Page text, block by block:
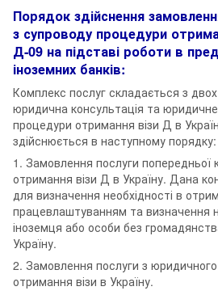
Порядок здійснення
з супроводу процедури
Д-09 на підставі роботи в
іноземних банків:
Комплекс послуг складається з
юридична консультація та
процедури отримання візи Д в
здійснюється в наступному порядку:
1. Замовлення послуги попередньої
отримання візи Д в Україну. Дана
для визначення необхідності в
працевлаштуванням та визначення
іноземця або особи без
Україну.
2. Замовлення послуги з
отримання візи в Україну.